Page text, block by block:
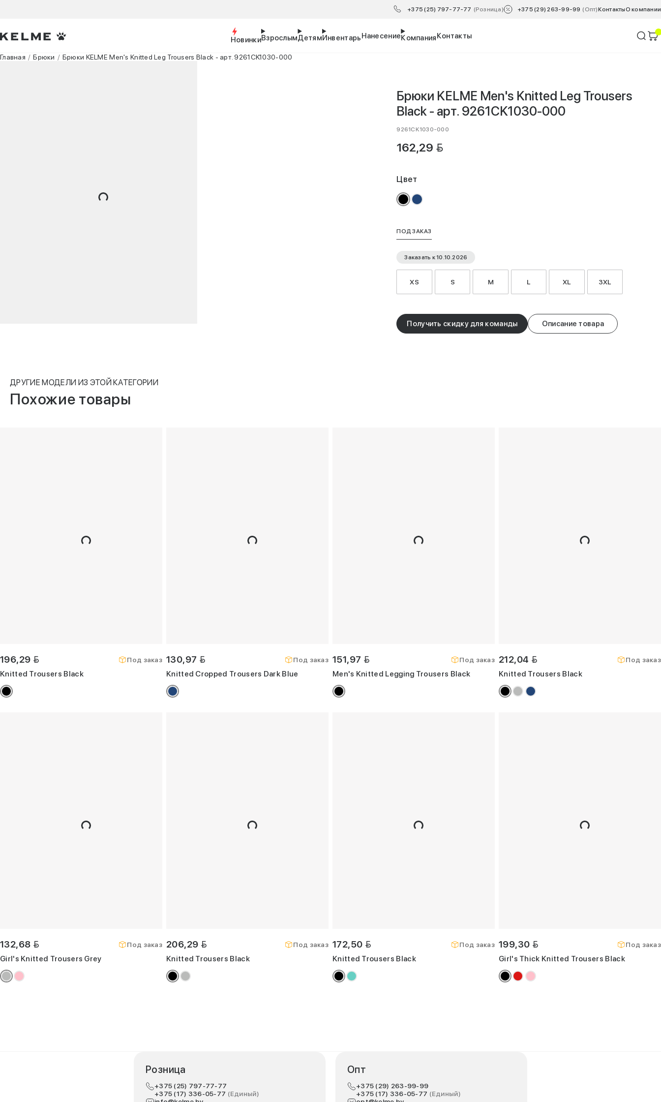
+375 (25) 797-77-77 (Розница) +375 (29) 263-99-99 (Опт)КонтактыO компании
НовинкиВзрослымДетямИнвентарьНанесениеКомпанияКонтакты
Главная Брюки Брюки KELME Men's Knitted Leg Trousers Black - арт. 9261CK1030-000
Брюки KELME Men's Knitted Leg Trousers
Black - арт. 9261CK1030-000
9261CK1030-000
162,29 BYN
Цвет
ПОД ЗАКАЗ
Заказать к10.10.2026
XS S M L XL 3XL
Получить скидку для команды Описание товара
ДРУГИЕ МОДЕЛИ ИЗ ЭТОЙ КАТЕГОРИИ
Похожие товары
196,29 BYN Под заказ
Knitted Trousers Black
130,97 BYN Под заказ
Knitted Cropped Trousers Dark Blue
151,97 BYN Под заказ
Men's Knitted Legging Trousers Black
212,04 BYN Под заказ
Knitted Trousers Black
132,68 BYN Под заказ
Girl's Knitted Trousers Grey
206,29 BYN Под заказ
Knitted Trousers Black
172,50 BYN Под заказ
Knitted Trousers Black
199,30 BYN Под заказ
Girl's Thick Knitted Trousers Black
Розница
+375 (25) 797-77-77
+375 (17) 336-05-77 (Единый)
Опт
+375 (29) 263-99-99
+375 (17) 336-05-77 (Единый)